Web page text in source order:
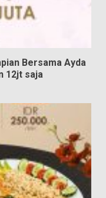
Bersama Ayda
12jt saja